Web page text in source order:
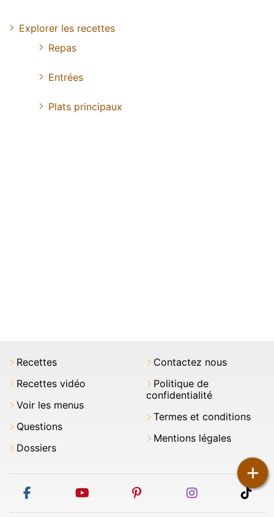
+
Explorer les recettes
Repas
Entrées
Plats principaux
Recettes
Recettes vidéo
Voir les menus
Questions
Dossiers
Contactez nous
Politique de
confidentialité
Termes et conditions
Mentions légales
facebook youtube pinterest instagram